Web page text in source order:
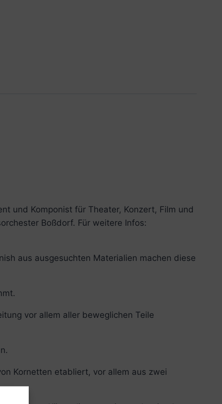
und Komponist für Theater, Konzert, Film und
Boßdorf. Für weitere Infos:
aus ausgesuchten Materialien machen diese
vor allem aller beweglichen Teile
Kornetten etabliert, vor allem aus zwei